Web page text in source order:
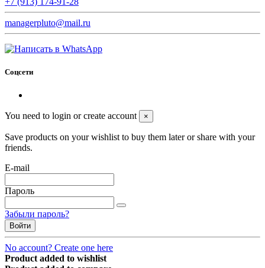
managerpluto@mail.ru
Соцсети
You need to login or create account ×
Save products on your wishlist to buy them later or share with your
friends.
E-mail
Пароль
Забыли пароль?
Войти
No account? Create one here
Product added to wishlist